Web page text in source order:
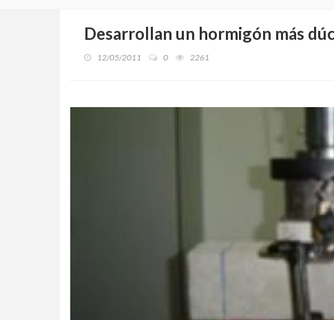
Desarrollan un hormigón más
12/05/2011 0 2261